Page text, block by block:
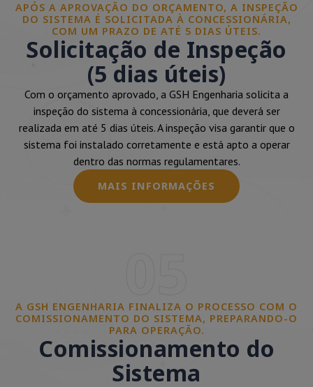
APÓS A APROVAÇÃO DO ORÇAMENTO, A INSPEÇÃO
DO SISTEMA É SOLICITADA À CONCESSIONÁRIA,
COM UM PRAZO DE ATÉ 5 DIAS ÚTEIS.
Solicitação de Inspeção
(5 dias úteis)
Com o orçamento aprovado, a GSH Engenharia solicita a
inspeção do sistema à concessionária, que deverá ser
realizada em até 5 dias úteis. A inspeção visa garantir que o
sistema foi instalado corretamente e está apto a operar
dentro das normas regulamentares.
MAIS INFORMAÇÕES
A GSH ENGENHARIA FINALIZA O PROCESSO COM O
COMISSIONAMENTO DO SISTEMA, PREPARANDO-O
PARA OPERAÇÃO.
Comissionamento do
Sistema